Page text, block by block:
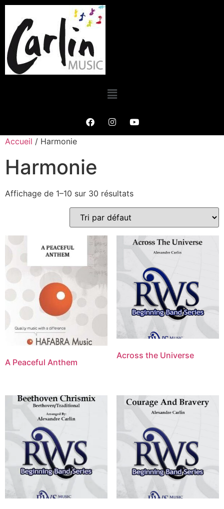
Accueil / Harmonie
Harmonie
Affichage de 1–10 sur 30 résultats
A Peaceful Anthem
Across the Universe